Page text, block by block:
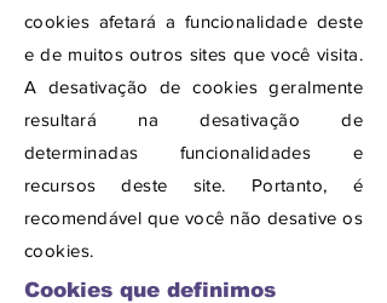
cookies afetará a funcionalidade deste
e de muitos outros sites que você visita.
A desativação de cookies geralmente
resultará na desativação de
determinadas funcionalidades e
recursos deste site. Portanto, é
recomendável que você não desative os
cookies.
Cookies que definimos